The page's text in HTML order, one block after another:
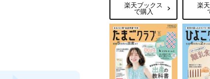
楽天ブックス
で購入
楽